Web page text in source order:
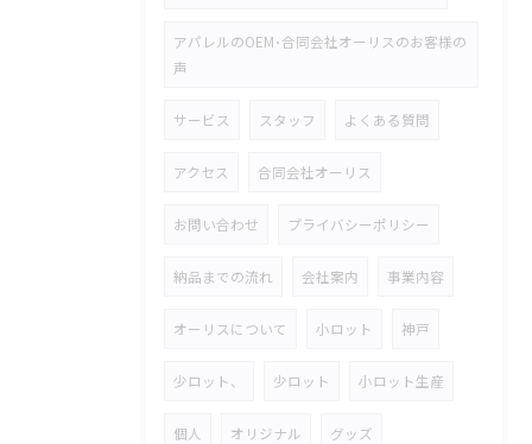
アパレルのOEM･合同会社オーリスのお客様の
声
サービス スタッフ よくある質問
アクセス 合同会社オーリス
お問い合わせ プライバシーポリシー
納品までの流れ 会社案内 事業内容
オーリスについて 小ロット 神戸
少ロット、 少ロット 小ロット生産
個人 オリジナル グッズ